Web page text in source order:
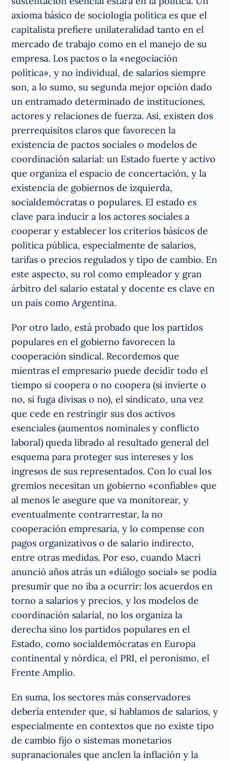
axioma básico de sociología política es que el
capitalista prefiere unilateralidad tanto en el
mercado de trabajo como en el manejo de su
empresa. Los pactos o la «negociación
política», y no individual, de salarios siempre
son, a lo sumo, su segunda mejor opción dado
un entramado determinado de instituciones,
actores y relaciones de fuerza. Así, existen dos
prerrequisitos claros que favorecen la
existencia de pactos sociales o modelos de
coordinación salarial: un Estado fuerte y activo
que organiza el espacio de concertación, y la
existencia de gobiernos de izquierda,
socialdemócratas o populares. El estado es
clave para inducir a los actores sociales a
cooperar y establecer los criterios básicos de
política pública, especialmente de salarios,
tarifas o precios regulados y tipo de cambio. En
este aspecto, su rol como empleador y gran
árbitro del salario estatal y docente es clave en
un país como Argentina.
Por otro lado, está probado que los partidos
populares en el gobierno favorecen la
cooperación sindical. Recordemos que
mientras el empresario puede decidir todo el
tiempo si coopera o no coopera (si invierte o
no, si fuga divisas o no), el sindicato, una vez
que cede en restringir sus dos activos
esenciales (aumentos nominales y conflicto
laboral) queda librado al resultado general del
esquema para proteger sus intereses y los
ingresos de sus representados. Con lo cual los
gremios necesitan un gobierno «confiable» que
al menos le asegure que va monitorear, y
eventualmente contrarrestar, la no
cooperación empresaria, y lo compense con
pagos organizativos o de salario indirecto,
entre otras medidas. Por eso, cuando Macri
anunció años atrás un «diálogo social» se podía
presumir que no iba a ocurrir: los acuerdos en
torno a salarios y precios, y los modelos de
coordinación salarial, no los organiza la
derecha sino los partidos populares en el
Estado, como socialdemócratas en Europa
continental y nórdica, el PRI, el peronismo, el
Frente Amplio.
En suma, los sectores más conservadores
debería entender que, si hablamos de salarios, y
especialmente en contextos que no existe tipo
de cambio fijo o sistemas monetarios
supranacionales que anclen la inflación y la